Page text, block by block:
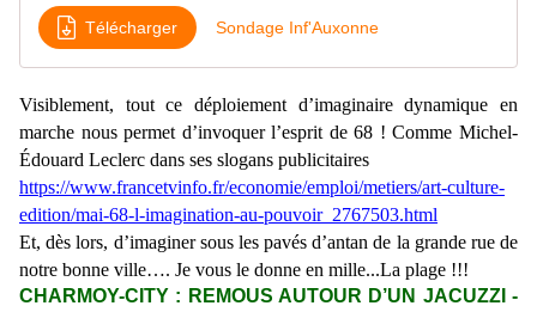
Télécharger Sondage Inf'Auxonne
Visiblement, tout ce déploiement d’imaginaire dynamique en
marche nous permet d’invoquer l’esprit de 68 ! Comme Michel-
Édouard Leclerc dans ses slogans publicitaires
https://www.francetvinfo.fr/economie/emploi/metiers/art-culture-
edition/mai-68-l-imagination-au-pouvoir_2767503.html
Et,dès lors, d’imaginer sous les pavés d’antan de la grande rue de
notre bonne ville…. Je vous le donne en mille...La plage !!!
CHARMOY-CITY : REMOUS AUTOUR D’UN JACUZZI -